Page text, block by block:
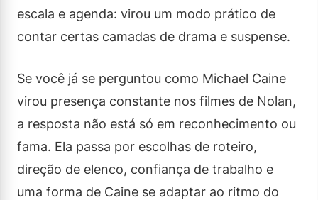
escala e agenda: virou um modo prático de
contar certas camadas de drama e suspense.
Se você já se perguntou como Michael Caine
virou presença constante nos filmes de Nolan,
a resposta não está só em reconhecimento ou
fama. Ela passa por escolhas de roteiro,
direção de elenco, confiança de trabalho e
uma forma de Caine se adaptar ao ritmo do